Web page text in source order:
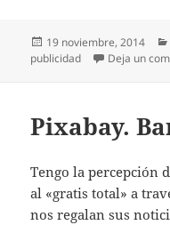
Publicado
el
19 noviembre, 2014
publicidad
Deja un
Pixabay.
Tengo la percepción
al «gratis total» a
nos regalan sus